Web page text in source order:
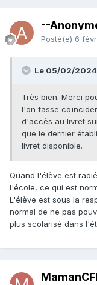
--
Posté(e) 6
Le 05/02/2024
Très bien. Merci
l'on fasse
d'accès au livret
que le dernier
livret disponible.
Quand l'élève est
l'école, ce qui est
L'élève est sous la
normal de ne pas
plus scolarisé dans